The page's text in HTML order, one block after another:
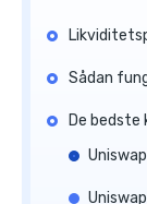
Sådan
De